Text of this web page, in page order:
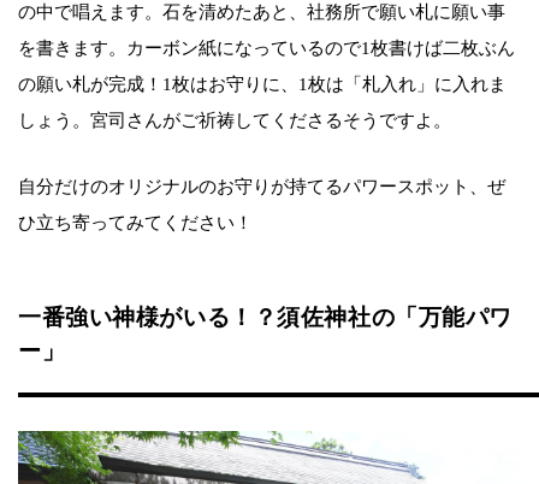
の中で唱えます。石を清めたあと、社務所で願い札に願い事
を書きます。カーボン紙になっているので1枚書けば二枚ぶん
の願い札が完成！1枚はお守りに、1枚は「札入れ」に入れま
しょう。宮司さんがご祈祷してくださるそうですよ。
自分だけのオリジナルのお守りが持てるパワースポット、ぜ
ひ立ち寄ってみてください！
一番強い神様がいる！？須佐神社の「万能パワ
ー」